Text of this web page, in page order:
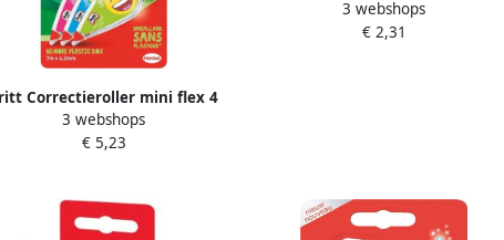
Correctieroller mini flex 4
Emoji blister 2+1 gratis
3 webshops
€ 5,23
4.2mmx7m
3 webshops
€ 2,31